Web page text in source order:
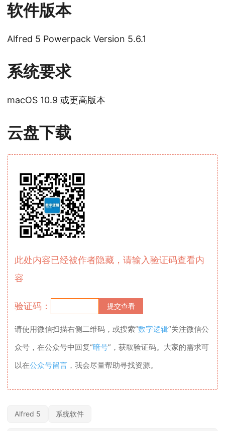
软件版本
Alfred 5 Powerpack Version 5.6.1
系统要求
macOS 10.9 或更高版本
云盘下载
此处内容已经被作者隐藏，请输入验证码查看内
容
验证码：
请使用微信扫描右侧二维码，或搜索“数字逻辑”关注微信公
众号，在公众号中回复“暗号”，获取验证码。大家的需求可
以在公众号留言 ，我会尽量帮助寻找资源。
Alfred 5 系统软件